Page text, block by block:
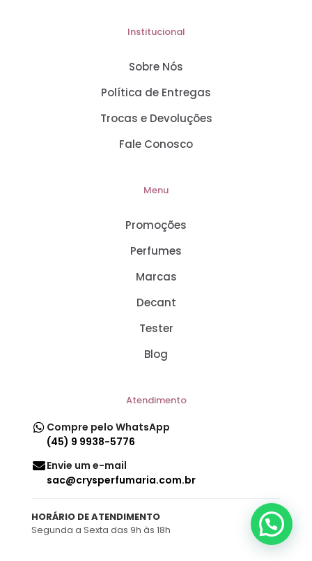
Institucional
Sobre Nós
Política de Entregas
Trocas e Devoluções
Fale Conosco
Menu
Promoções
Perfumes
Marcas
Decant
Tester
Blog
Atendimento
Compre pelo WhatsApp
(45) 9 9938-5776
Envie um e-mail
sac@crysperfumaria.com.br
HORÁRIO DE ATENDIMENTO
Segunda a Sexta das 9h às 18h